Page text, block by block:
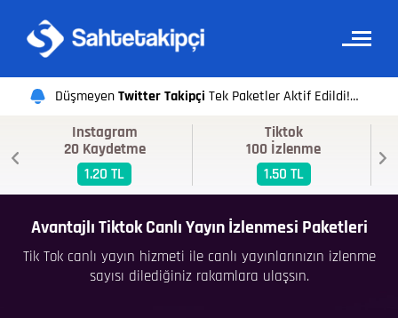
DüşmeyenTwitter Takipçi Tek Paketler Aktif Edildi!
Sahte Takipçi ekibi olarak iyi alışverişler dileriz.
Instagram
20 Kaydetme
1.20 TL
Tiktok
100 İzlenme
1.50 TL
Avantajlı Tiktok Canlı Yayın İzlenmesi Paketleri
Tik Tok canlı yayın hizmeti ile canlı yayınlarınızın izlenme
sayısı dilediğiniz rakamlara ulaşsın.